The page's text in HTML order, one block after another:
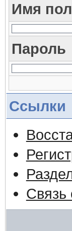
Имя
Пароль
Ссылки
Связь